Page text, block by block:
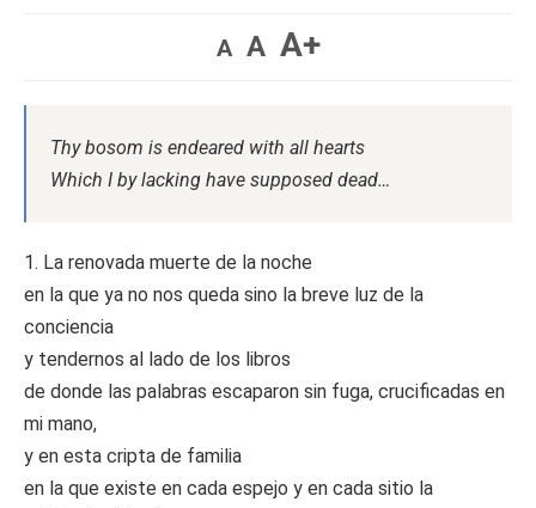
A A A+
Thy bosom is endeared with all hearts
Which I by lacking have supposed dead…
1. La renovada muerte de la noche
en la que ya no nos queda sino la breve luz de la
conciencia
y tendernos al lado de los libros
de donde las palabras escaparon sin fuga, crucificadas en
mi mano,
y en esta cripta de familia
en la que existe en cada espejo y en cada sitio la